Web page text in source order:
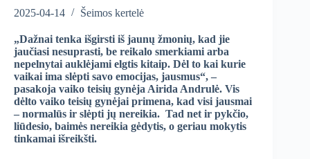
2025-04-14 Šeimos kertelė
„Dažnai tenka išgirsti iš jaunų žmonių, kad jie
jaučiasi nesuprasti, be reikalo smerkiami arba
nepelnytai auklėjami elgtis kitaip. Dėl to kai kurie
vaikai ima slėpti savo emocijas, jausmus“, –
pasakoja vaiko teisių gynėja Airida Andrulė. Vis
dėlto vaiko teisių gynėjai primena, kad visi jausmai
– normalūs ir slėpti jų nereikia. Tad net ir pykčio,
liūdesio, baimės nereikia gėdytis, o geriau mokytis
tinkamai išreikšti.